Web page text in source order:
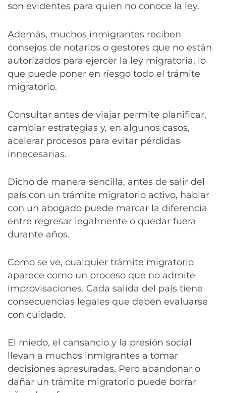
son evidentes para quien no conoce la ley.
Además, muchos inmigrantes reciben
consejos de notarios o gestores que no están
autorizados para ejercer la ley migratoria, lo
que puede poner en riesgo todo el trámite
migratorio.
Consultar antes de viajar permite planificar,
cambiar estrategias y, en algunos casos,
acelerar procesos para evitar pérdidas
innecesarias.
Dicho de manera sencilla, antes de salir del
país con un trámite migratorio activo, hablar
con un abogado puede marcar la diferencia
entre regresar legalmente o quedar fuera
durante años.
Como se ve, cualquier trámite migratorio
aparece como un proceso que no admite
improvisaciones. Cada salida del país tiene
consecuencias legales que deben evaluarse
con cuidado.
El miedo, el cansancio y la presión social
llevan a muchos inmigrantes a tomar
decisiones apresuradas. Pero abandonar o
dañar un trámite migratorio puede borrar